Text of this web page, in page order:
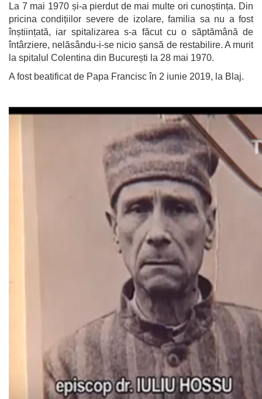
La 7 mai 1970 și-a pierdut de mai multe ori cunoștința. Din
pricina condițiilor severe de izolare, familia sa nu a fost
înștiințată, iar spitalizarea s-a făcut cu o săptămână de
întârziere, nelăsându-i-se nicio șansă de restabilire. A murit
la spitalul Colentina din București la 28 mai 1970.
A fost beatificat de Papa Francisc în 2 iunie 2019, la Blaj.